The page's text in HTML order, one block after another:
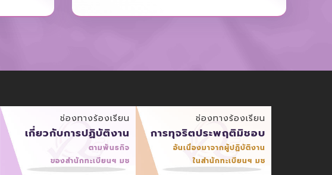
ช่องทางร้องเรียน
เกี่ยวกับการปฏิบัติงาน
ตามพันธกิจ
ของสำนักทะเบียนฯ มช
ช่องทางร้องเรียน
การทุจริตประพฤติมิชอบ
อันเนื่องมาจากผู้ปฏิบัติงาน
ในสำนักทะเบียนฯ มช